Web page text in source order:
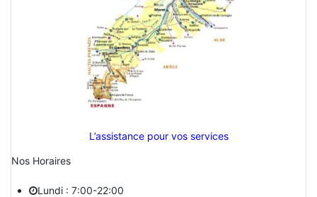
L’assistance pour vos services
Nos Horaires
Lundi : 7:00-22:00